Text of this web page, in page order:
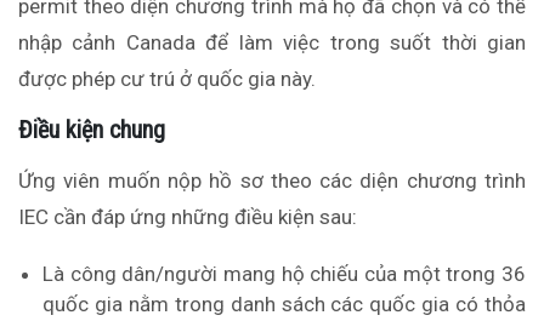
permit theo diện chương trình mà họ đã chọn và có thể
nhập cảnh Canada để làm việc trong suốt thời gian
được phép cư trú ở quốc gia này.
Điều kiện chung
Ứng viên muốn nộp hồ sơ theo các diện chương trình
IEC cần đáp ứng những điều kiện sau:
Là công dân/người mang hộ chiếu của một trong 36
quốc gia nằm trong danh sách các quốc gia có thỏa